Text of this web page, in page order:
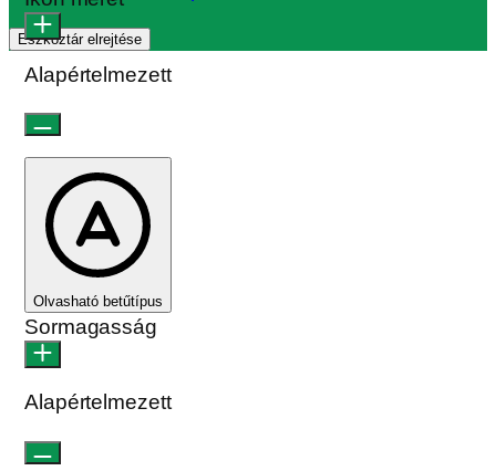
Eszköztár elrejtése
Alapértelmezett
Olvasható betűtípus
Sormagasság
Alapértelmezett